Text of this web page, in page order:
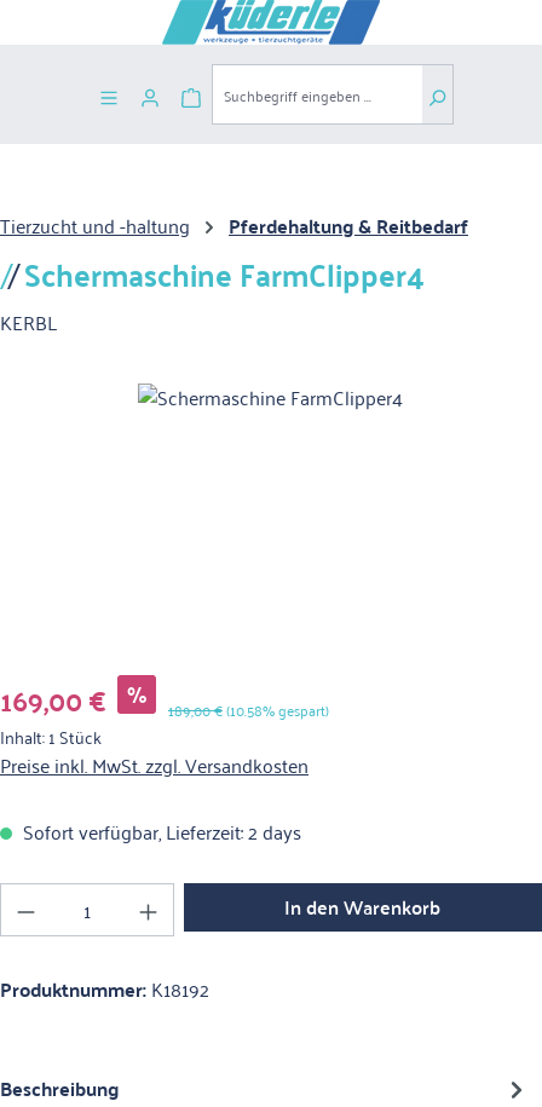
Zum Hauptinhalt springen
Warenkorb enthält 0 Positionen. Der
Tierzucht und -haltung Pferdehaltung & Reitbedarf
Schermaschine FarmClipper4
KERBL
Bildergalerie überspringen
Verkaufspreis:
169,00 € % Regulärer Preis:
189,00 €(10.58% gespart)
Inhalt:1 Stück
Preise inkl. MwSt. zzgl. Versandkosten
Sofort verfügbar, Lieferzeit: 2 days
Produkt Anzahl: Gib den gewünschten Wert
In den Warenkorb
Produktnummer:K18192
Beschreibung